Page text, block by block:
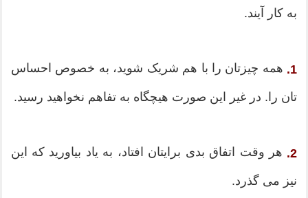
به کار آیند.
1. همه چیزتان را با هم شریک شوید، به خصوص احساس
تان را. در غیر این صورت هیچگاه به تفاهم نخواهید رسید.
2. هر وقت اتفاق بدی برایتان افتاد، به یاد بیاورید که این
نیز می گذرد.